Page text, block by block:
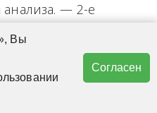
Вы
Согласен
анализа. — 2-е
— М.: ФИЗМАТЛИТ,
творчества. — М: